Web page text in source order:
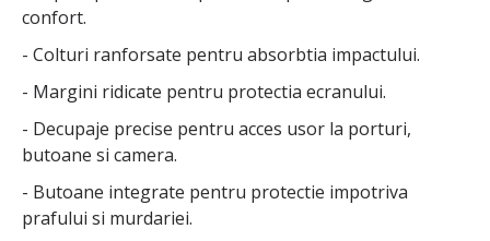
confort.
- Colturi ranforsate pentru absorbtia impactului.
- Margini ridicate pentru protectia ecranului.
- Decupaje precise pentru acces usor la porturi,
butoane si camera.
- Butoane integrate pentru protectie impotriva
prafului si murdariei.